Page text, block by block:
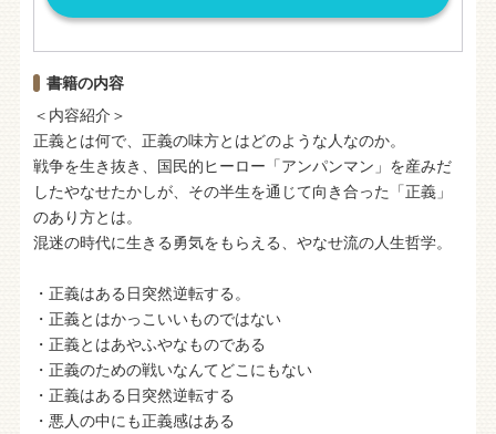
書籍の内容
＜内容紹介＞
正義とは何で、正義の味方とはどのような人なのか。
戦争を生き抜き、国民的ヒーロー「アンパンマン」を産みだ
したやなせたかしが、その半生を通じて向き合った「正義」
のあり方とは。
混迷の時代に生きる勇気をもらえる、やなせ流の人生哲学。
・正義はある日突然逆転する。
・正義とはかっこいいものではない
・正義とはあやふやなものである
・正義のための戦いなんてどこにもない
・正義はある日突然逆転する
・悪人の中にも正義感はある